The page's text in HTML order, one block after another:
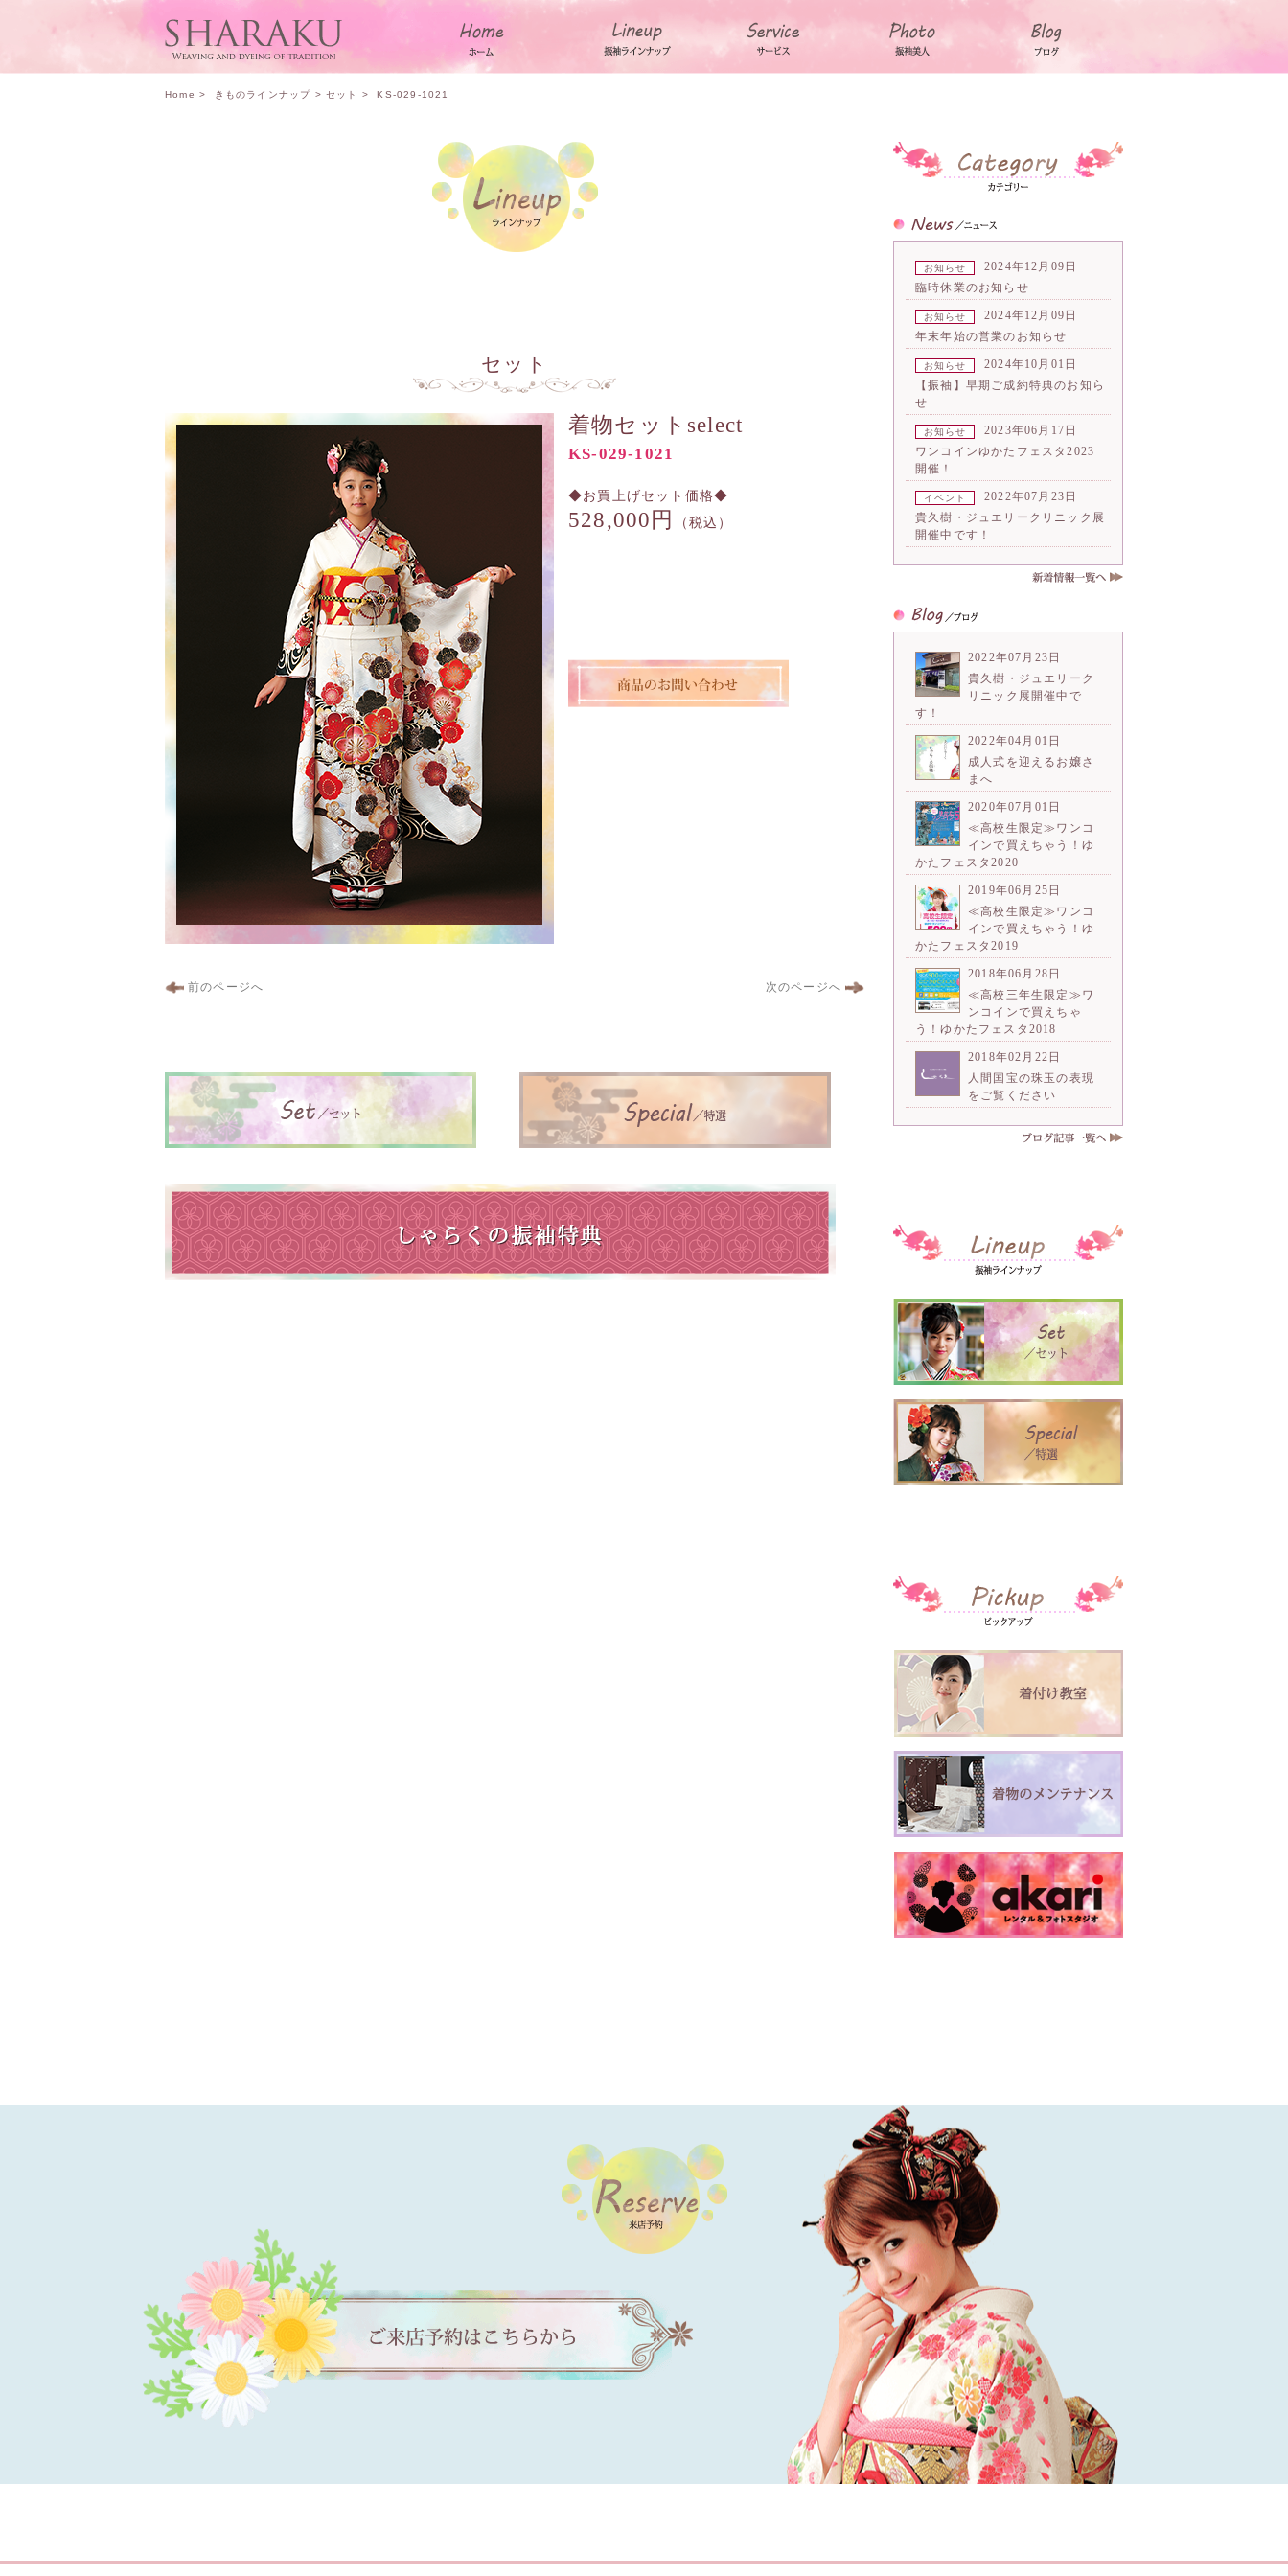
Home > きものラインナップ >セット > KS-029-1021
セット
着物セットselect
KS-029-1021
◆お買上げセット価格◆
528,000円 （税込）
前のページへ 次のページへ
お知らせ
2024年12月09日
臨時休業のお知らせ
お知らせ
2024年12月09日
年末年始の営業のお知らせ
お知らせ
2024年10月01日
【振袖】早期ご成約特典のお知ら
せ
お知らせ
2023年06月17日
ワンコインゆかたフェスタ2023
開催！
イベント
2022年07月23日
貴久樹・ジュエリークリニック展
開催中です！
2022年07月23日
貴久樹・ジュエリーク
リニック展開催中で
す！
2022年04月01日
成人式を迎えるお嬢さ
まへ
2020年07月01日
≪高校生限定≫ワンコ
インで買えちゃう！ゆ
かたフェスタ2020
2019年06月25日
≪高校生限定≫ワンコ
インで買えちゃう！ゆ
かたフェスタ2019
2018年06月28日
≪高校三年生限定≫ワ
ンコインで買えちゃ
う！ゆかたフェスタ2018
2018年02月22日
人間国宝の珠玉の表現
をご覧ください